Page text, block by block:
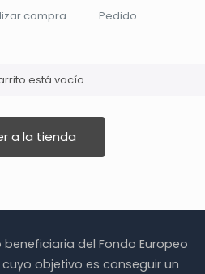
compra Pedido
está vacío.
a la tienda
beneficiaria del Fondo Europeo
objetivo es conseguir un